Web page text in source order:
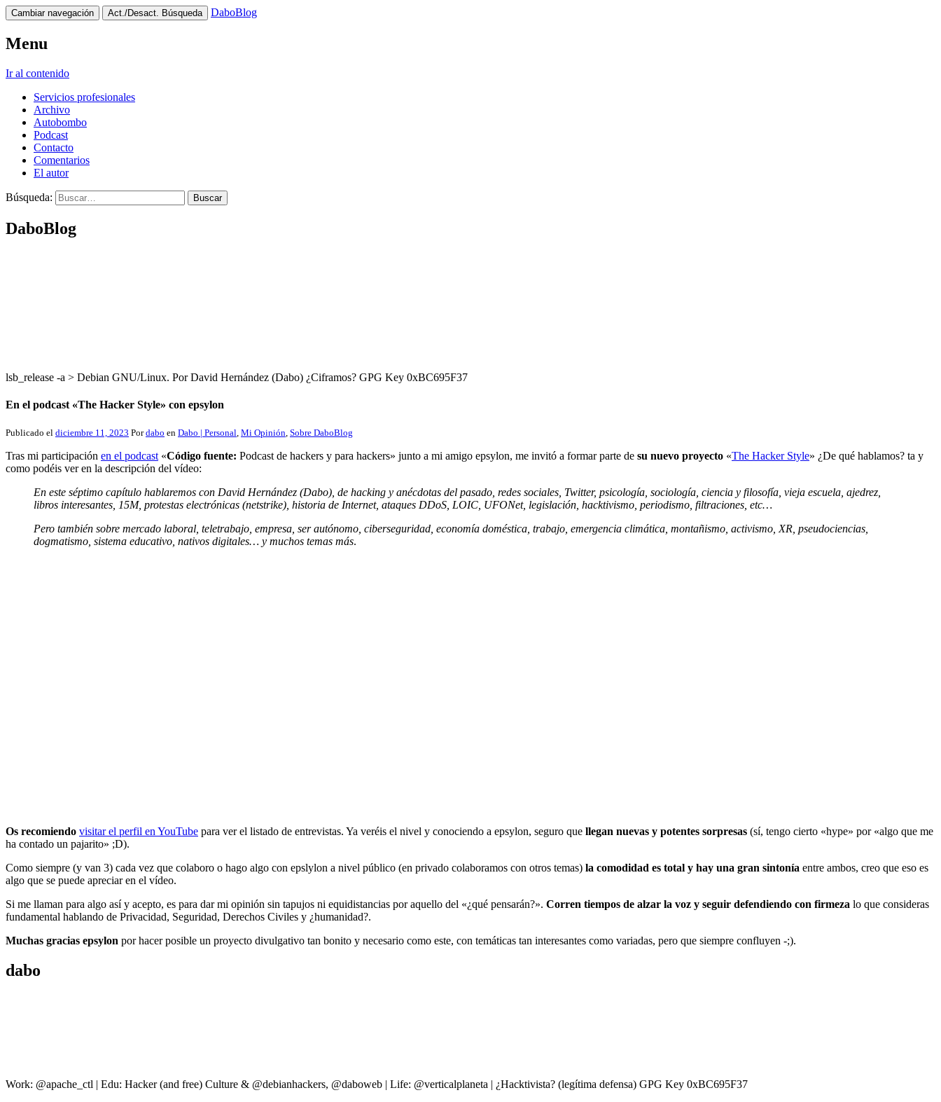
Cambiar navegación Act./Desact. Búsqueda DaboBlog
Menu
Ir al contenido
Servicios profesionales
Archivo
Autobombo
Podcast
Contacto
Comentarios
El autor
Búsqueda:
DaboBlog
lsb_release -a > Debian GNU/Linux. Por David Hernández (Dabo) ¿Ciframos? GPG Key 0xBC695F37
En el podcast «The Hacker Style» con epsylon
Publicado el diciembre 11, 2023 Pordabo en Dabo | Personal, Mi Opinión, Sobre DaboBlog
Tras mi participación en el podcast «Código fuente: Podcast de hackers y para hackers» junto a mi amigo epsylon, me invitó a formar parte de su nuevo proyecto «The Hacker Style» ¿De qué hablamos? ta y
como podéis ver en la descripción del vídeo:
En este séptimo capítulo hablaremos con David Hernández (Dabo), de hacking y anécdotas del pasado, redes sociales, Twitter, psicología, sociología, ciencia y filosofía, vieja escuela, ajedrez,
libros interesantes, 15M, protestas electrónicas (netstrike), historia de Internet, ataques DDoS, LOIC, UFONet, legislación, hacktivismo, periodismo, filtraciones, etc…
Pero también sobre mercado laboral, teletrabajo, empresa, ser autónomo, ciberseguridad, economía doméstica, trabajo, emergencia climática, montañismo, activismo, XR, pseudociencias,
dogmatismo, sistema educativo, nativos digitales… y muchos temas más.
Os recomiendo visitar el perfil en YouTube para ver el listado de entrevistas. Ya veréis el nivel y conociendo a epsylon, seguro que llegan nuevas y potentes sorpresas (sí, tengo cierto «hype» por «algo que me
ha contado un pajarito» ;D).
Como siempre (y van 3) cada vez que colaboro o hago algo con epslylon a nivel público (en privado colaboramos con otros temas) la comodidad es total y hay una gran sintonía entre ambos, creo que eso es
algo que se puede apreciar en el vídeo.
Si me llaman para algo así y acepto, es para dar mi opinión sin tapujos ni equidistancias por aquello del «¿qué pensarán?». Corren tiempos de alzar la voz y seguir defendiendo con firmeza lo que consideras
fundamental hablando de Privacidad, Seguridad, Derechos Civiles y ¿humanidad?.
Muchas gracias epsylon por hacer posible un proyecto divulgativo tan bonito y necesario como este, con temáticas tan interesantes como variadas, pero que siempre confluyen -;).
dabo
Work: @apache_ctl | Edu: Hacker (and free) Culture & @debianhackers, @daboweb | Life: @verticalplaneta | ¿Hacktivista? (legítima defensa) GPG Key 0xBC695F37